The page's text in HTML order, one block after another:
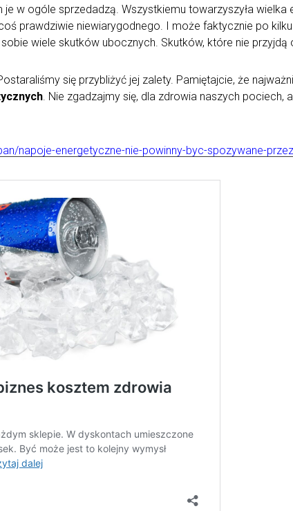
w ogóle sprzedadzą. Wszystkiemu towarzyszyła
prawdziwie niewiarygodnego. I może faktycznie po kilku
wiele skutków ubocznych. Skutków, które nie przyjdą
się przybliżyć jej zalety. Pamiętajcie, że
. Nie zgadzajmy się, dla zdrowia naszych pociech,
napoje-energetyczne-nie-powinny-byc-spozywane-